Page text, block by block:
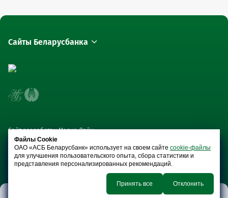
Сайты Беларусбанка
Сайт разработан Медиа Лайн
Файлы Cookie
ОАО «АСБ Беларусбанк» использует на своем сайте cookie-файлы
для улучшения пользовательского опыта, сбора статистики и
представления персонализированных рекомендаций.
Принять все Отклонить